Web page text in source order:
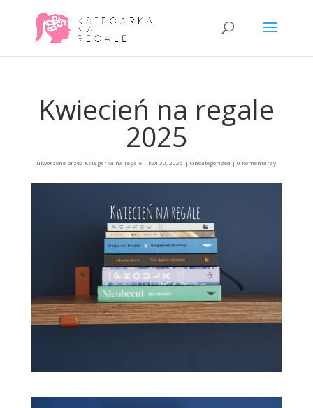
Kwiecień na regale
2025
utworzone przez Księgarka na regale | kwi 30, 2025 | Uncategorized |0 komentarzy